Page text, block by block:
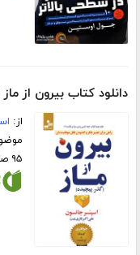
دانلود کتاب بیرون از
از:
۹۵ صفحه